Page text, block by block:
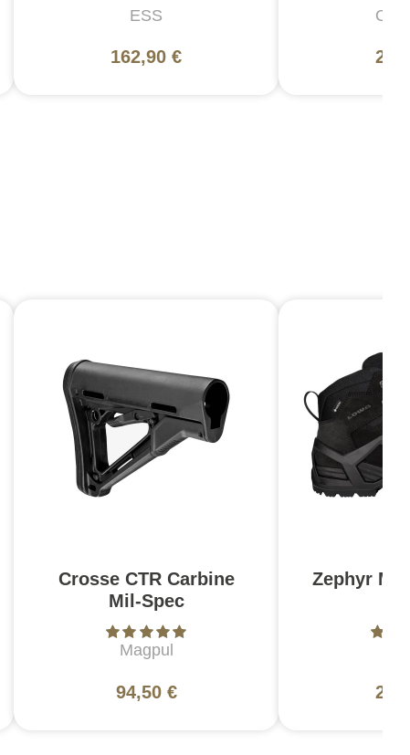
ESS
162,90 €
Crosse CTR Carbine
Mil-Spec
Magpul
94,50 €
Zephyr